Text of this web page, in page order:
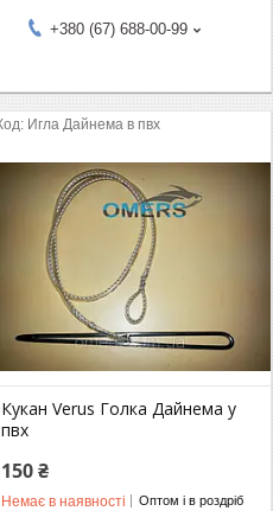
+380 (67) 688-00-99
Игла Дайнема в пвх
Кукан Verus Голка Дайнема у
пвх
150 ₴
Немає в наявності Оптом і в роздріб